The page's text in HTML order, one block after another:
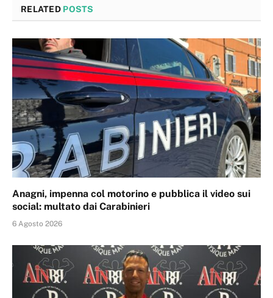
RELATED POSTS
Anagni, impenna col motorino e pubblica il video sui
social: multato dai Carabinieri
6 Agosto 2026